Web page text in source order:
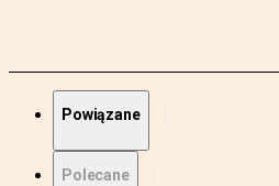
Powiązane
Polecane